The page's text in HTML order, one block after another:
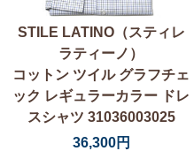
STILE LATINO（スティレ
ラティーノ）
コットン ツイル グラフチェ
ック レギュラーカラー ドレ
スシャツ 31036003025
36,300円